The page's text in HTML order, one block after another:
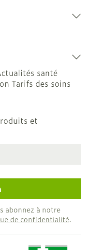
santé
Tarifs des soins
et
abonnez à notre
de confidentialité.